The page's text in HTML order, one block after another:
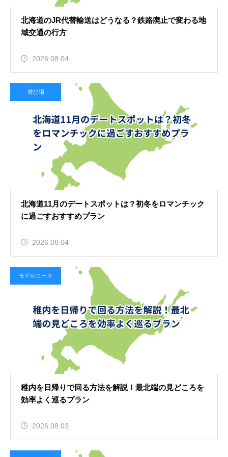
北海道のJR代替輸送はどうなる？鉄路廃止で変わる地
域交通の行方
2026.08.04
遊び場
北海道11月のデートスポットは？初冬をロマンチック
に過ごすおすすめプラン
2026.08.04
モデルコース
稚内を日帰りで回る方法を解説！最北端の見どころを
効率よく巡るプラン
2026.08.03